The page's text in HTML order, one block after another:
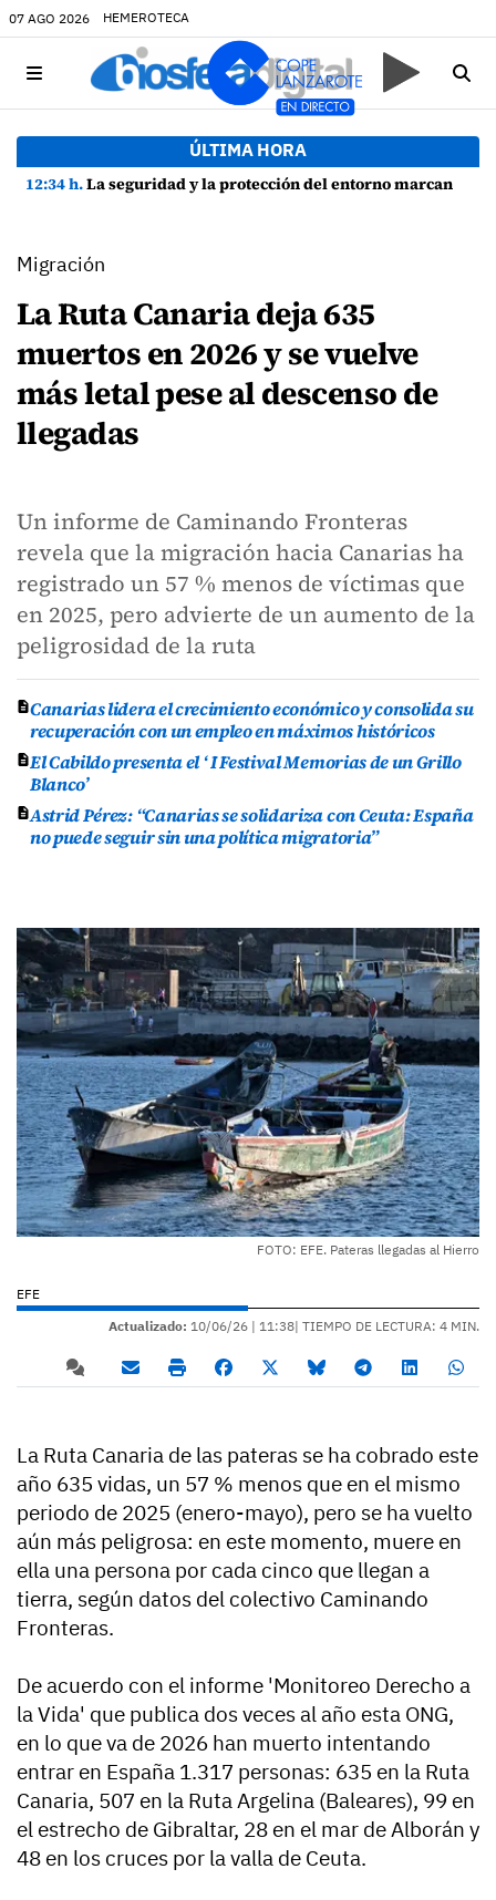
07 AGO 2026 HEMEROTECA
ÚLTIMA HORA
12:34 h.La seguridad y la protección del entorno marcan la planificación de las Fiestas de La Caleta de Famara
Migración
La Ruta Canaria deja 635
muertos en 2026 y se vuelve
más letal pese al descenso de
llegadas
Un informe de Caminando Fronteras
revela que la migración hacia Canarias ha
registrado un 57 % menos de víctimas que
en 2025, pero advierte de un aumento de la
peligrosidad de la ruta
Canarias lidera el crecimiento económico y consolida su
recuperación con un empleo en máximos históricos
El Cabildo presenta el ‘ I Festival Memorias de un Grillo
Blanco’
Astrid Pérez: “Canarias se solidariza con Ceuta: España
no puede seguir sin una política migratoria”
FOTO: EFE. Pateras llegadas al Hierro
EFE
Actualizado: 10/06/26 | 11:38| TIEMPO DE LECTURA: 4 MIN.
La Ruta Canaria de las pateras se ha cobrado este
año 635 vidas, un 57 % menos que en el mismo
periodo de 2025 (enero-mayo), pero se ha vuelto
aún más peligrosa: en este momento, muere en
ella una persona por cada cinco que llegan a
tierra, según datos del colectivo Caminando
Fronteras.
De acuerdo con el informe 'Monitoreo Derecho a
la Vida' que publica dos veces al año esta ONG,
en lo que va de 2026 han muerto intentando
entrar en España 1.317 personas: 635 en la Ruta
Canaria, 507 en la Ruta Argelina (Baleares), 99 en
el estrecho de Gibraltar, 28 en el mar de Alborán y
48 en los cruces por la valla de Ceuta.